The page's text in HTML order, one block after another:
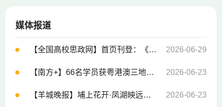
媒体报道
2026-06-29
【全国高校思政网】首页刊登：《广东建设职业技术学院：基于五方联育的“大思政课”与劳动教育融合育人模式探索》
2026-06-23
【南方+】66名学员获粤港澳三地互认建筑从业证书
2026-06-23
【羊城晚报】埔上花开·凤湖映远——“艺术乡见”工作室揭幕展暨建艺学院优秀师生作品展开幕